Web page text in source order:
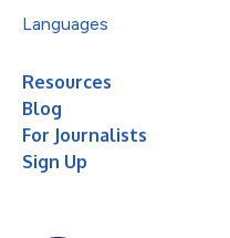
Languages
Resources
Blog
For Journalists
Sign Up